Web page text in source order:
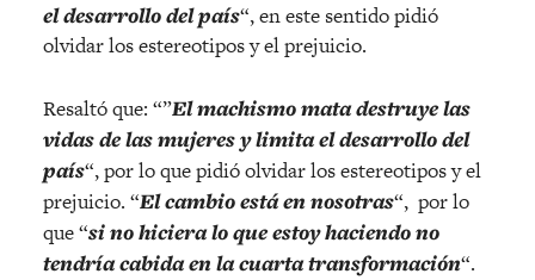
el desarrollo del país“, en este sentido pidió
olvidar los estereotipos y el prejuicio.
Resaltó que: “”El machismo mata destruye las
vidas de las mujeres y limita el desarrollo del
país“, por lo que pidió olvidar los estereotipos y el
prejuicio. “El cambio está en nosotras“, por lo
que “si no hiciera lo que estoy haciendo no
tendría cabida en la cuarta transformación“.